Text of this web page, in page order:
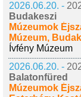
2026.06.20. -
Budakeszi
Múzeumok
Múzeum,
Ívfény Múzeum
2026.06.20. -
Balatonfüred
Múzeumok